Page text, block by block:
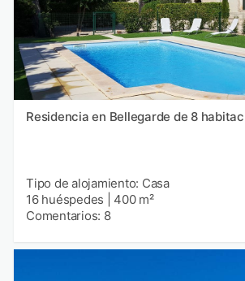
Residencia en Bellegarde de 8
Tipo de alojamiento: Casa
16 huéspedes
400 m²
Comentarios: 8